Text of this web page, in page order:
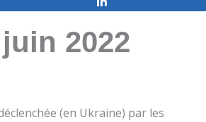
2022
(en Ukraine) par les